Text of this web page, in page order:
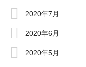
2020年7月
2020年6月
2020年5月